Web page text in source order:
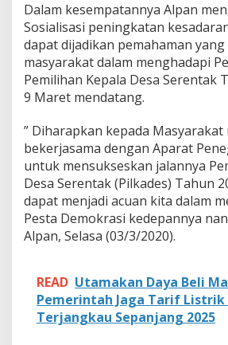
a
k
t
T
i
g
i
S
a
p
C
i
p
k
a
n
P
Dalam kesempatannya Alpan
Sosialisasi peningkatan
dapat dijadikan pemahaman
masyarakat dalam menghadapi
Pemilihan Kepala Desa Serentak
9 Maret mendatang.
” Diharapkan kepada
bekerjasama dengan Aparat
untuk mensukseskan jalannya
Desa Serentak (Pilkades) Tahun
dapat menjadi acuan kita dalam
Pesta Demokrasi kedepannya
Alpan, Selasa (03/3/2020).
READ Utamakan Daya Beli
Pemerintah Jaga Tarif
Terjangkau Sepanjang 2025